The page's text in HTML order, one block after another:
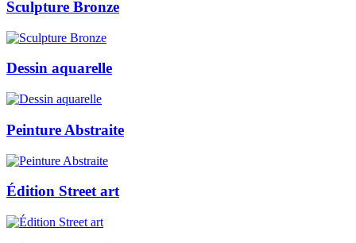
Sculpture Bronze
Dessin aquarelle
Peinture Abstraite
Édition Street art